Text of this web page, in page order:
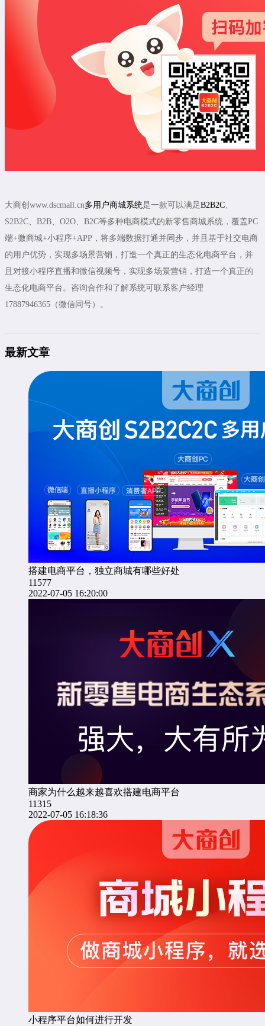
大商创www.dscmall.cn多用户商城系统是一款可以满足B2B2C
S2B2C、B2B、O2O、B2C等多种电商模式的新零售商城系统，覆盖PC
端+微商城+小程序+APP，将多端数据打通并同步，并且基于社交电商
的用户优势，实现多场景营销，打造一个真正的生态化电商平台，并
且对接小程序直播和微信视频号，实现多场景营销，打造一个真正的
生态化电商平台。咨询合作和了解系统可联系客户经理
17887946365（微信同号）。
最新文章
搭建电商平台，独立商城有哪些好处
11577
2022-07-05 16:20:00
商家为什么越来越喜欢搭建电商平台
11315
2022-07-05 16:18:36
小程序平台如何进行开发